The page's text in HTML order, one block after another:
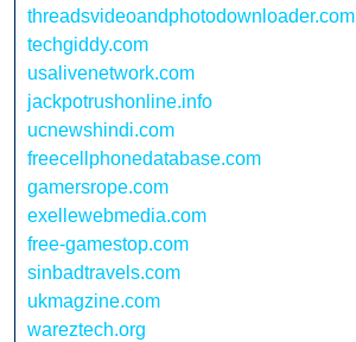
threadsvideoandphotodownloader.com
techgiddy.com
usalivenetwork.com
jackpotrushonline.info
ucnewshindi.com
freecellphonedatabase.com
gamersrope.com
exellewebmedia.com
free-gamestop.com
sinbadtravels.com
ukmagzine.com
wareztech.org